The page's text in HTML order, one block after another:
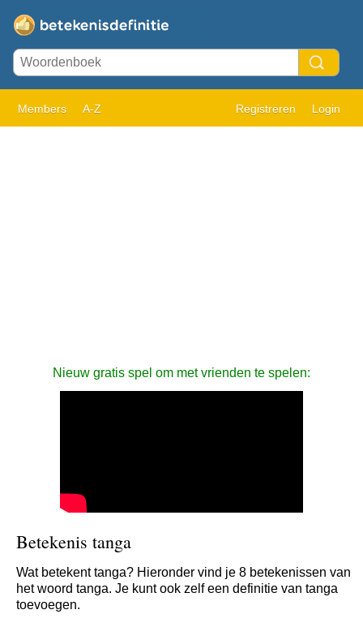
Members A-Z Registreren Login
Nieuw gratis spel om met vrienden te spelen:
Betekenis tanga
Wat betekent tanga? Hieronder vind je 8 betekenissen van
het woord tanga. Je kunt ook zelf een definitie van tanga
toevoegen.